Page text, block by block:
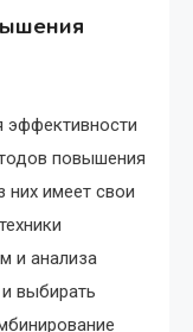
повышения
имеет свои
и анализа
выбирать